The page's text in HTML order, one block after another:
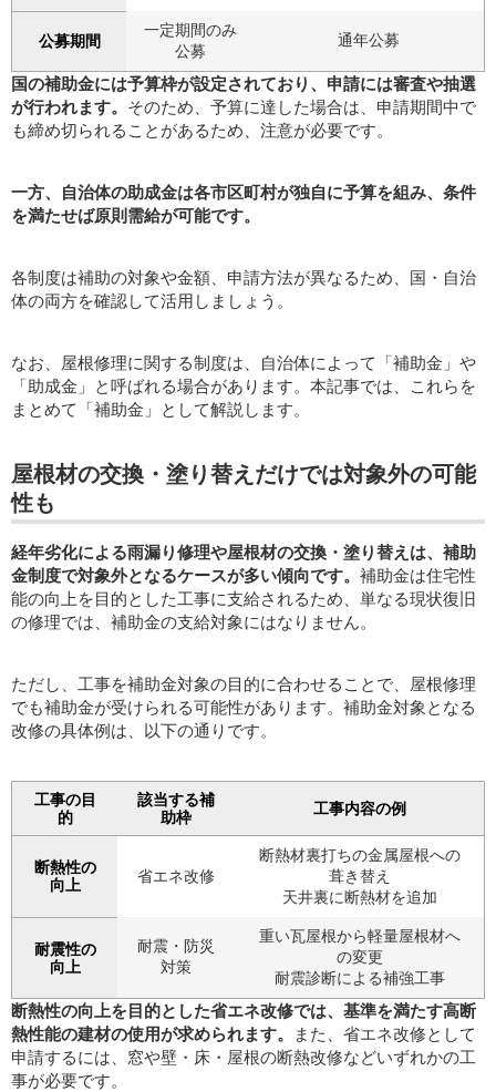
公募期間
一定期間のみ
公募
通年公募
国の補助金には予算枠が設定されており、申請には審査や抽選
が行われます。 そのため、予算に達した場合は、申請期間中で
も締め切られることがあるため、注意が必要です。
一方、自治体の助成金は各市区町村が独自に予算を組み、条件
を満たせば原則需給が可能です。
各制度は補助の対象や金額、申請方法が異なるため、国・自治
体の両方を確認して活用しましょう。
なお、屋根修理に関する制度は、自治体によって「補助金」や
「助成金」と呼ばれる場合があります。本記事では、これらを
まとめて「補助金」として解説します。
屋根材の交換・塗り替えだけでは対象外の可能
性も
経年劣化による雨漏り修理や屋根材の交換・塗り替えは、補助
金制度で対象外となるケースが多い傾向です。 補助金は住宅性
能の向上を目的とした工事に支給されるため、単なる現状復旧
の修理では、補助金の支給対象にはなりません。
ただし、工事を補助金対象の目的に合わせることで、屋根修理
でも補助金が受けられる可能性があります。補助金対象となる
改修の具体例は、以下の通りです。
工事の目
的
該当する補
助枠
工事内容の例
断熱性の
向上
省エネ改修
断熱材裏打ちの金属屋根への
葺き替え
天井裏に断熱材を追加
耐震性の
向上
耐震・防災
対策
重い瓦屋根から軽量屋根材へ
の変更
耐震診断による補強工事
断熱性の向上を目的とした省エネ改修では、基準を満たす高断
熱性能の建材の使用が求められます。
また、省エネ改修として
申請するには、窓や壁・床・屋根の断熱改修などいずれかの工
事が必要です。